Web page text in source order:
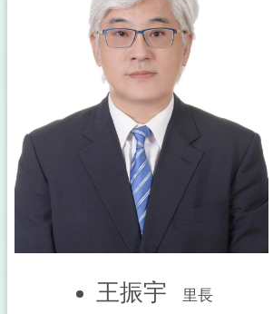
王振宇 里長